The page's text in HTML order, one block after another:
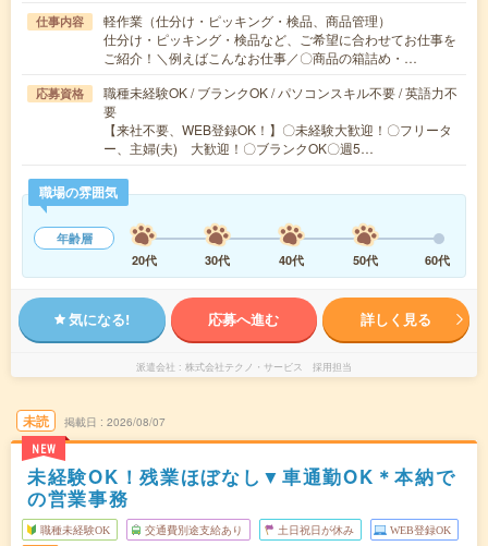
仕事内容
軽作業（仕分け・ピッキング・検品、商品管理）
仕分け・ピッキング・検品など、ご希望に合わせてお仕事を
ご紹介！＼例えばこんなお仕事／〇商品の箱詰め・…
応募資格
職種未経験OK / ブランクOK / パソコンスキル不要 / 英語力不
要
【来社不要、WEB登録OK！】〇未経験大歓迎！〇フリータ
ー、主婦(夫) 大歓迎！〇ブランクOK〇週5…
職場の雰囲気
年齢層
20代
30代 40代 50代 60代
気になる! 応募へ進む 詳しく見る
派遣会社 株式会社テクノ・サービス 採用担当
未読
NEW
掲載日 2026/08/07
未経験OK！残業ほぼなし▼車通勤OK＊本納で
の営業事務
職種未経験OK 交通費別途支給あり 土日祝日が休み WEB登録OK